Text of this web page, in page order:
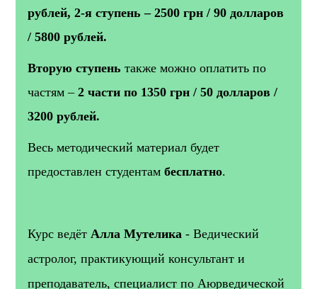
рублей, 2-я ступень – 2500 грн / 90 долларов
/ 5800 рублей.
Вторую ступень также можно оплатить по
частям –2 части по 1350 грн / 50 долларов /
3200 рублей.
Весь методический материал будет
предоставлен студентам бесплатно.
Курс ведётАлла Мутелика - Ведический
астролог, практикующий консультант и
преподаватель, специалист по Аюрведической